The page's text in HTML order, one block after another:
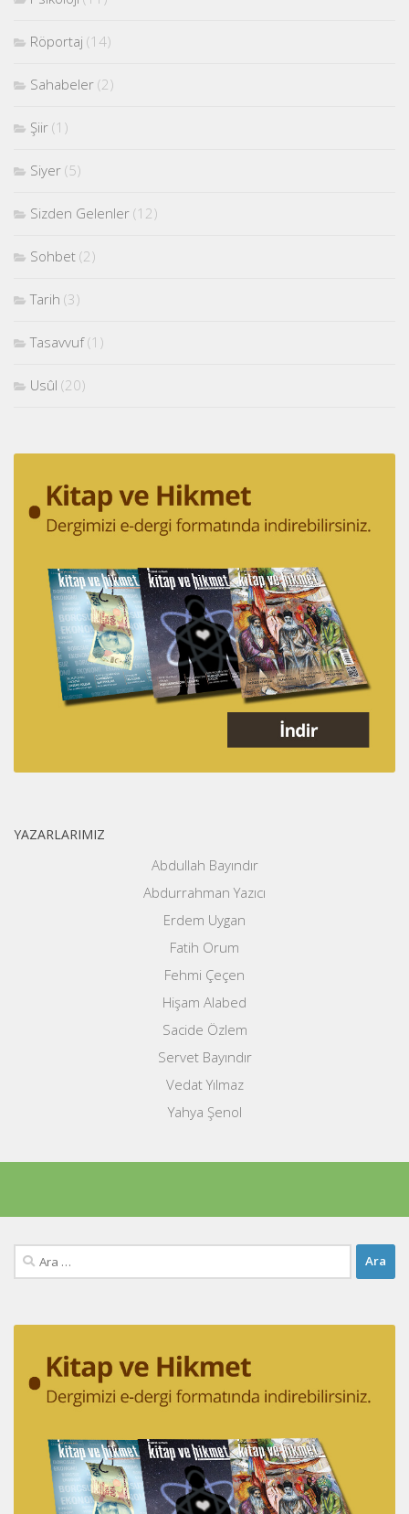
Röportaj (14)
Sahabeler (2)
Şiir (1)
Siyer (5)
Sizden Gelenler (12)
Sohbet (2)
Tarih (3)
Tasavvuf(1)
Usûl (20)
YAZARLARIMIZ
Abdullah Bayındır
Abdurrahman Yazıcı
Erdem Uygan
Fatih Orum
Fehmi Çeçen
Hişam Alabed
Sacide Özlem
Servet Bayındır
Vedat Yılmaz
Yahya Şenol
Arama: